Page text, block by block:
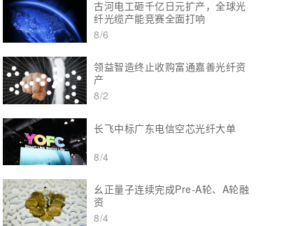
古河电工砸千亿日元扩产，全球光
纤光缆产能竞赛全面打响
8/6
领益智造终止收购富通嘉善光纤资
产
8/2
长飞中标广东电信空芯光纤大单
8/4
幺正量子连续完成Pre-A轮、A轮融
资
8/4